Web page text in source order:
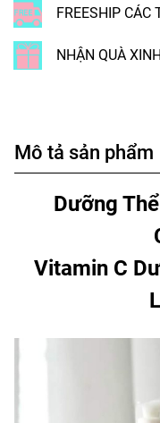
FREESHIP
NHẬN QUÀ
Mô tả sản phẩm
Dưỡng
Vitamin C